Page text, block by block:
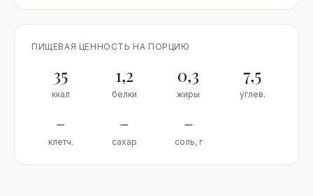
ПИЩЕВАЯ ЦЕННОСТЬ НА ПОРЦИЮ
35
ккал
1,2
белки
0,3
жиры
7,5
углев.
–
клетч.
–
сахар
–
соль, г